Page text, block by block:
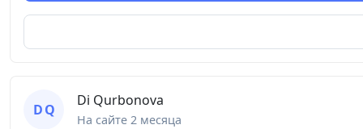
D Q
Di Qurbonova
На сайте 2 месяца